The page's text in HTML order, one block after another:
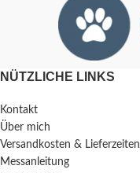
NÜTZLICHE LINKS
Kontakt
Über mich
Versandkosten & Lieferzeiten
Messanleitung